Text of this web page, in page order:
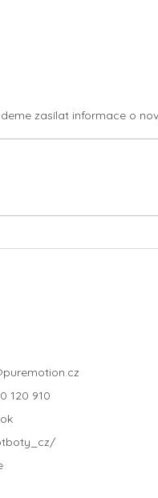
zasílat informace o
puremotion.cz
120 910